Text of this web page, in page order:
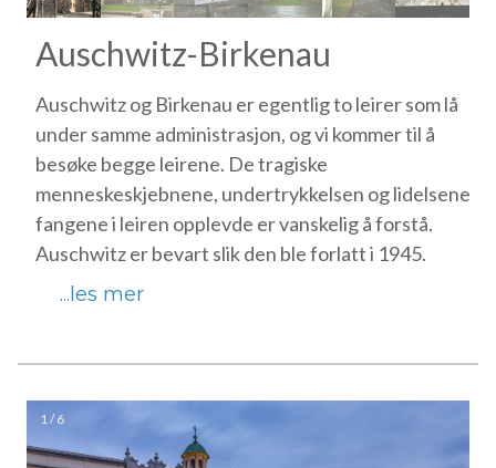
Auschwitz-Birkenau
Auschwitz og Birkenau er egentlig to leirer som lå
under samme administrasjon, og vi kommer til å
besøke begge leirene. De tragiske
menneskeskjebnene, undertrykkelsen og lidelsene
fangene i leiren opplevde er vanskelig å forstå.
Auschwitz er bevart slik den ble forlatt i 1945.
...les mer
1 / 6